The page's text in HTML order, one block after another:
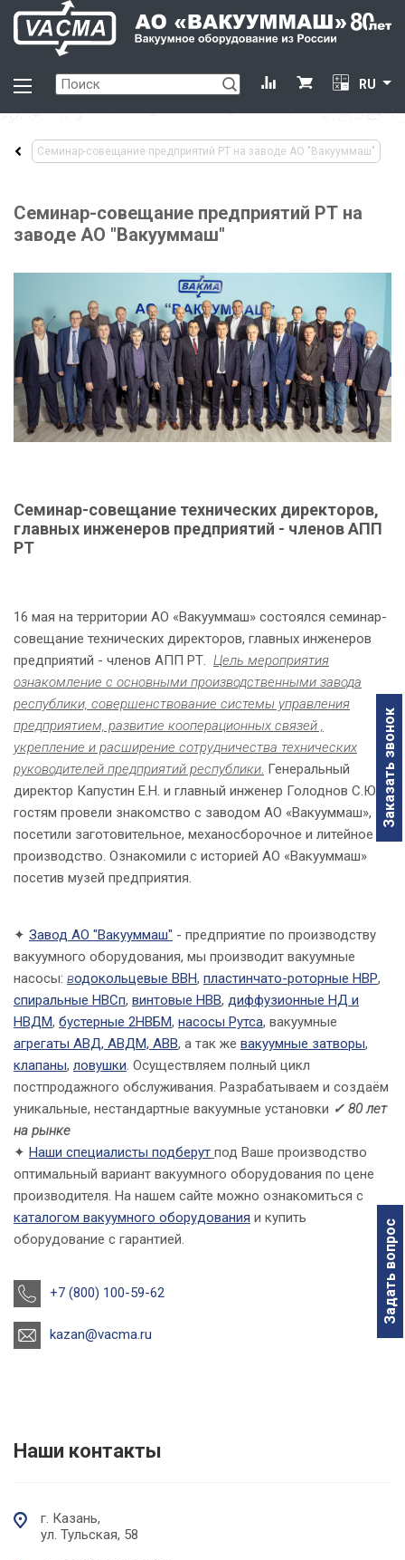
Задать вопрос
Заказать звонок
RU
Семинар-совещание предприятий РТ на заводе АО "Вакууммаш"
Семинар-совещание предприятий РТ на
заводе АО "Вакууммаш"
Семинар-совещание технических директоров,
главных инженеров предприятий - членов АПП
РТ
16 мая на территории АО «Вакууммаш» состоялся семинар-
совещание технических директоров, главных инженеров
предприятий - членов АПП РТ. Цель мероприятия
ознакомление с основными производственными завода
республики, совершенствование системы управления
предприятием, развитие кооперационных связей ,
укрепление и расширение сотрудничества технических
руководителей предприятий республики. Генеральный
директор Капустин Е.Н. и главный инженер Голоднов С.Ю.
гостям провели знакомство с заводом АО «Вакууммаш»,
посетили заготовительное, механосборочное и литейное
производство. Ознакомили с историей АО «Вакууммаш»
посетив музей предприятия.
✦ Завод АО "Вакууммаш" - предприятие по производству
вакуумного оборудования, мы производит вакуумные
насосы: водокольцевые ВВН, пластинчато-роторные НВР,
спиральные НВСп, винтовые НВВ, диффузионные НД и
НВДМ, бустерные 2НВБМ, насосы Рутса, вакуумные
агрегаты АВД, АВДМ, АВВ, а так же вакуумные затворы,
клапаны, ловушки. Осуществляем полный цикл
постпродажного обслуживания. Разрабатываем и создаём
уникальные, нестандартные вакуумные установки ✓ 80 лет
на рынке
✦ Наши специалисты подберут под Ваше производство
оптимальный вариант вакуумного оборудования по цене
производителя. На нашем сайте можно ознакомиться с
каталогом вакуумного оборудования и купить
оборудование с гарантией.
+7 (800) 100-59-62
kazan@vacma.ru
Наши контакты
г. Казань,
ул. Тульская, 58